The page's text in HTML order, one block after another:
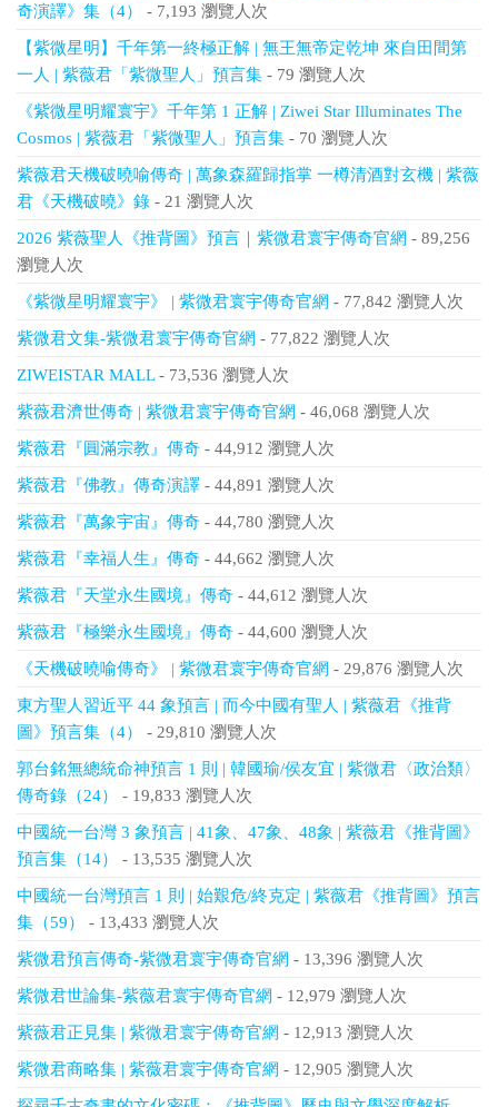
奇演譯》集（4）
- 7,193 瀏覽人次
【紫微星明】千年第一終極正解 | 無王無帝定乾坤 來自田間第
一人 | 紫薇君「紫微聖人」預言集 - 79 瀏覽人次
《紫微星明耀寰宇》千年第 1 正解 | Ziwei Star Illuminates The
Cosmos | 紫薇君「紫微聖人」預言集 - 70 瀏覽人次
紫薇君天機破曉喻傳奇 | 萬象森羅歸指掌 一樽清酒對玄機 | 紫薇
君《天機破曉》錄 - 21 瀏覽人次
2026 紫薇聖人《推背圖》預言｜紫微君寰宇傳奇官網 - 89,256
瀏覽人次
《紫微星明耀寰宇》 | 紫微君寰宇傳奇官網 - 77,842 瀏覽人次
紫微君文集-紫微君寰宇傳奇官網 - 77,822 瀏覽人次
ZIWEISTAR MALL- 73,536 瀏覽人次
紫薇君濟世傳奇 | 紫微君寰宇傳奇官網 - 46,068 瀏覽人次
紫薇君『圓滿宗教』傳奇 - 44,912 瀏覽人次
紫薇君『佛教』傳奇演譯 - 44,891 瀏覽人次
紫薇君『萬象宇宙』傳奇 - 44,780 瀏覽人次
紫薇君『幸福人生』傳奇 - 44,662 瀏覽人次
紫薇君『天堂永生國境』傳奇 - 44,612 瀏覽人次
紫薇君『極樂永生國境』傳奇 - 44,600 瀏覽人次
《天機破曉喻傳奇》 | 紫微君寰宇傳奇官網 - 29,876 瀏覽人次
東方聖人習近平 44 象預言 | 而今中國有聖人 | 紫薇君《推背
圖》預言集（4）
- 29,810 瀏覽人次
郭台銘無總統命神預言 1 則 | 韓國瑜/侯友宜 | 紫微君〈政治類〉
傳奇錄（24）
- 19,833 瀏覽人次
中國統一台灣 3 象預言 | 41象、47象、48象 | 紫薇君《推背圖》
預言集（14）
- 13,535 瀏覽人次
中國統一台灣預言 1 則 | 始艱危/終克定 | 紫薇君《推背圖》預言
集（59）
- 13,433 瀏覽人次
紫微君預言傳奇-紫微君寰宇傳奇官網 - 13,396 瀏覽人次
紫微君世論集-紫薇君寰宇傳奇官網 - 12,979 瀏覽人次
紫薇君正見集 | 紫微君寰宇傳奇官網 - 12,913 瀏覽人次
紫微君商略集 | 紫薇君寰宇傳奇官網 - 12,905 瀏覽人次